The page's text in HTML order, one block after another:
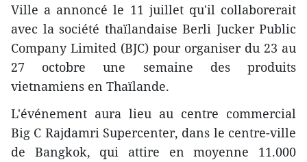
Ville a annoncé le 11 juillet qu'il collaborerait
avec la société thaïlandaise Berli Jucker Public
Company Limited (BJC) pour organiser du 23 au
27 octobre une semaine des produits
vietnamiens en Thaïlande.
L'événement aura lieu au centre commercial
Big C Rajdamri Supercenter, dans le centre-ville
de Bangkok, qui attire en moyenne 11.000